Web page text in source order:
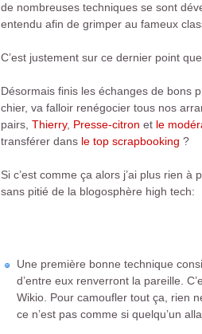
de nombreuses techniques se sont
entendu afin de grimper au fameux
C’est justement sur ce dernier point
Désormais finis les échanges de bons
chier, va falloir renégocier tous nos
pairs, Thierry, Presse-citron et le
transférer dans le top scrapbooking ?
Si c’est comme ça alors j’ai plus rien
sans pitié de la blogosphère high tech:
Une première bonne technique
d’entre eux renverront la pareille.
Wikio. Pour camoufler tout ça, rien
ce n’est pas comme si quelqu’un